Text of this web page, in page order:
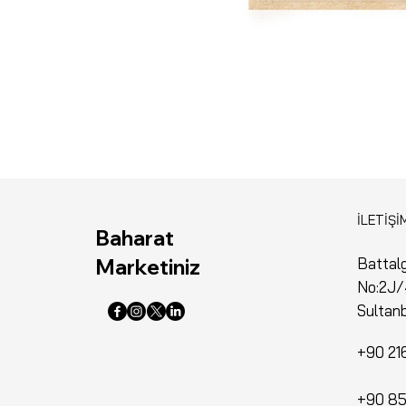
Baharat
Marketiniz
+90
+90